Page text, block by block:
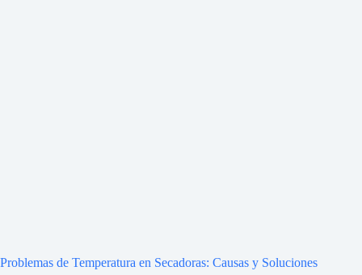
Problemas de Temperatura en Secadoras: Causas y Soluciones